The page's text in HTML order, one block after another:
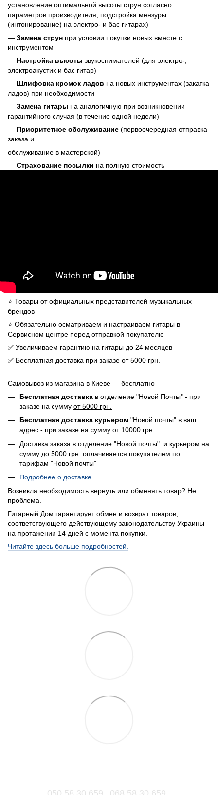
установление оптимальной высоты струн согласно
параметров производителя, подстройка мензуры
(интонирование) на электро- и бас гитарах)
— Замена струн при условии покупки новых вместе с
инструментом
— Настройка высоты звукоснимателей (для электро-,
электроакустик и бас гитар)
— Шлифовка кромок ладов на новых инструментах (закатка
ладов) при необходимости
— Замена гитары на аналогичную при возникновении
гарантийного случая (в течение одной недели)
— Приоритетное обслуживание (первоочередная отправка
заказа и
обслуживание в мастерской)
— Страхование посылки на полную стоимость
⭐️ Товары от официальных представителей музыкальных
брендов
⭐️ Обязательно осматриваем и настраиваем гитары в
Сервисном центре перед отправкой покупателю
✅ Увеличиваем гарантию на гитары до 24 месяцев
✅ Бесплатная доставка при заказе от 5000 грн.
Самовывоз из магазина в Киеве — бесплатно
Бесплатная доставка в отделение "Новой Почты" - при
заказе на сумму от 5000 грн.
Бесплатная доставка курьером "Новой почты" в ваш
адрес - при заказе на сумму от 10000 грн.
Доставка заказа в отделение "Новой почты" и курьером на
сумму до 5000 грн. оплачивается покупателем по
тарифам "Новой почты"
Подробнее о доставке
Возникла необходимость вернуть или обменять товар? Не
проблема.
Гитарный Дом гарантирует обмен и возврат товаров,
соответствующего действующему законодательству Украины
на протажении 14 дней с момента покупки.
Читайте здесь больше подробностей.